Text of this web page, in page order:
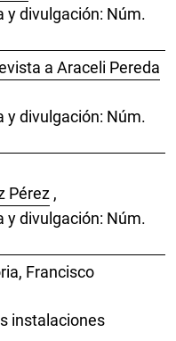
y divulgación: Núm.
a Araceli Pereda
y divulgación: Núm.
Pérez ,
y divulgación: Núm.
Francisco
instalaciones